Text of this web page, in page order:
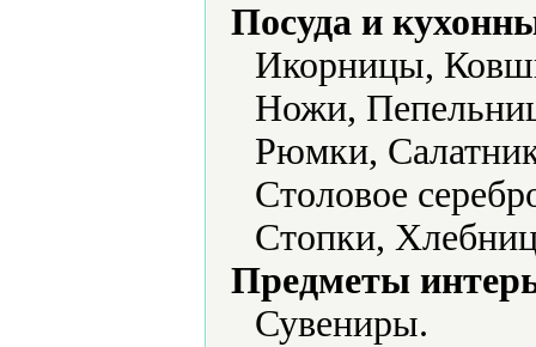
Посуда и
Икорницы,
Ножи,
Рюмки,
Столовое
Стопки,
Предметы
Сувениры.